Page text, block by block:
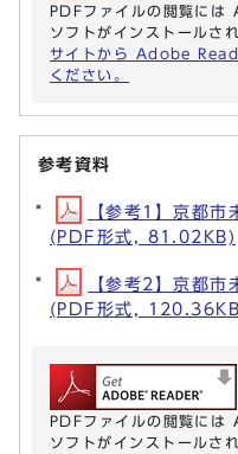
PDFファイルの閲覧に
ソフトがインストールさ
サイトから Adobe
ください。
参考資料
【参考1】京都市
(PDF形式, 81.02KB)
【参考2】京都市
(PDF形式,
PDFファイルの閲覧に
ソフトがインストールさ